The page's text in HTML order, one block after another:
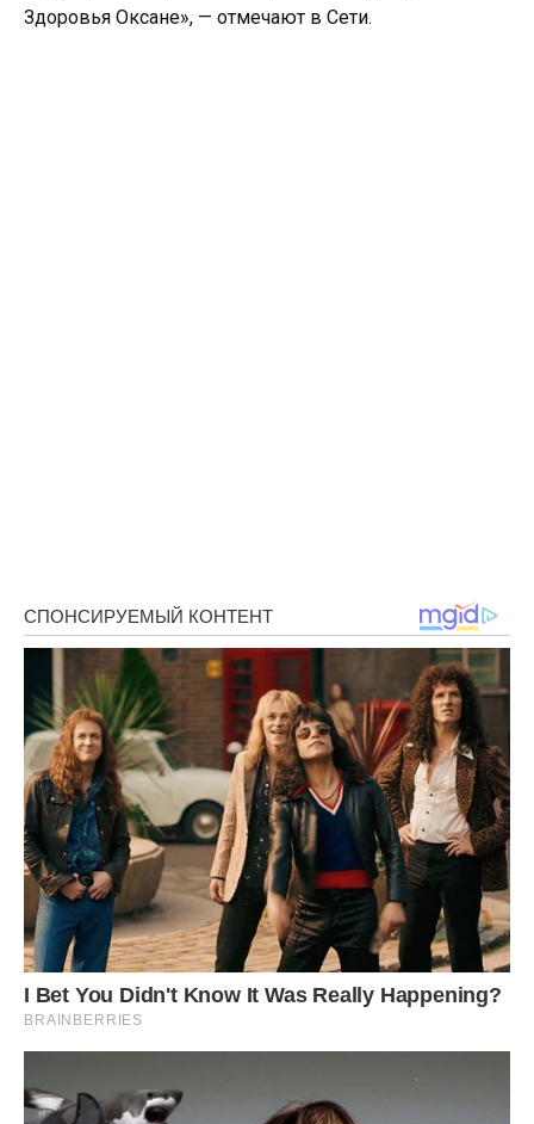
Здоровья Оксане», — отмечают в Сети.